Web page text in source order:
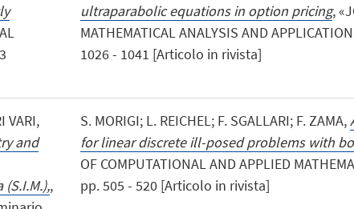
ultraparabolic equations in option pricing,
MATHEMATICAL ANALYSIS AND
1026 - 1041 [Articolo in rivista]
VARI,
and
,
S. MORIGI; L. REICHEL; F. SGALLARI; F. ZAMA,
for linear discrete ill-posed problems with
OF COMPUTATIONAL AND APPLIED
pp. 505 - 520 [Articolo in rivista]